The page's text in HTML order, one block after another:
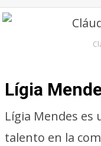
Lígia
Lígia Mendes es
talento en la